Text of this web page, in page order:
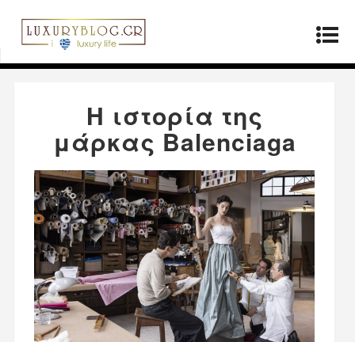
Αρχική σελίδα»Μόδα
Η ιστορία της μάρκας
Balenciaga
Η ιστορία της
μάρκας Balenciaga